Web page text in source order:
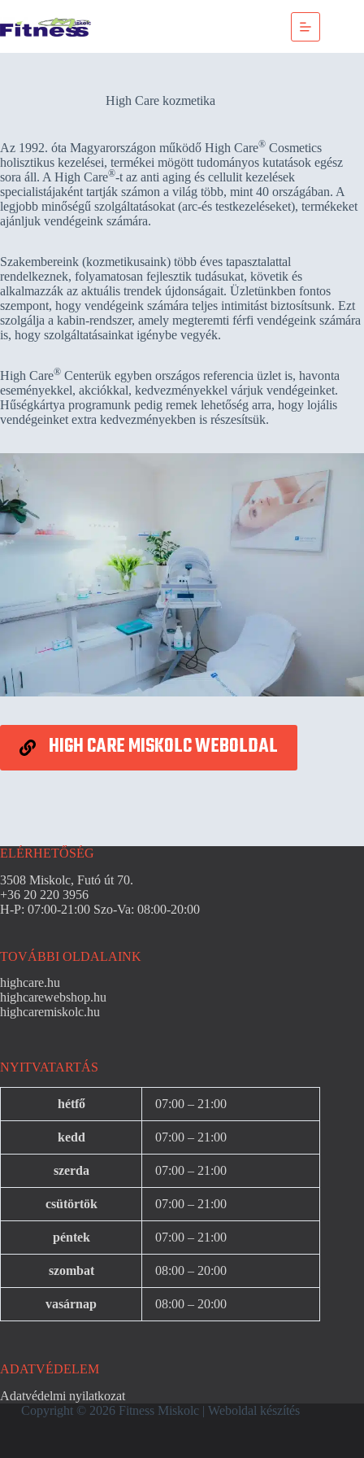
to
content
High Care kozmetika
Az 1992. óta Magyarországon működő High Care® Cosmetics
holisztikus kezelései, termékei mögött tudományos kutatások egész
sora áll. A High Care®-t az anti aging és cellulit kezelések
specialistájaként tartják számon a világ több, mint 40 országában. A
legjobb minőségű szolgáltatásokat (arc-és testkezeléseket), termékeket
ajánljuk vendégeink számára.
Szakembereink (kozmetikusaink) több éves tapasztalattal
rendelkeznek, folyamatosan fejlesztik tudásukat, követik és
alkalmazzák az aktuális trendek újdonságait. Üzletünkben fontos
szempont, hogy vendégeink számára teljes intimitást biztosítsunk. Ezt
szolgálja a kabin-rendszer, amely megteremti férfi vendégeink számára
is, hogy szolgáltatásainkat igénybe vegyék.
High Care® Centerük egyben országos referencia üzlet is, havonta
eseményekkel, akciókkal, kedvezményekkel várjuk vendégeinket.
Hűségkártya programunk pedig remek lehetőség arra, hogy lojális
vendégeinket extra kedvezményekben is részesítsük.
HIGH CARE MISKOLC WEBOLDAL
ELÉRHETŐSÉG
3508 Miskolc, Futó út 70.
+36 20 220 3956
H-P: 07:00-21:00 Szo-Va: 08:00-20:00
TOVÁBBI OLDALAINK
highcare.hu
highcarewebshop.hu
highcaremiskolc.hu
NYITVATARTÁS
hétfő 07:00 – 21:00
kedd 07:00 – 21:00
szerda 07:00 – 21:00
csütörtök 07:00 – 21:00
péntek 07:00 – 21:00
szombat 08:00 – 20:00
vasárnap 08:00 – 20:00
ADATVÉDELEM
Adatvédelmi nyilatkozat
Copyright © 2026 Fitness Miskolc | Weboldal készítés